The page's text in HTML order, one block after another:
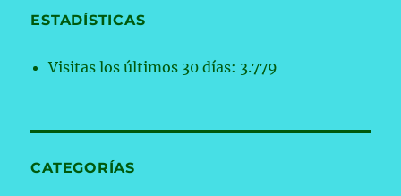
ESTADÍSTICAS
Visitas los últimos 30 días: 3.779
CATEGORÍAS